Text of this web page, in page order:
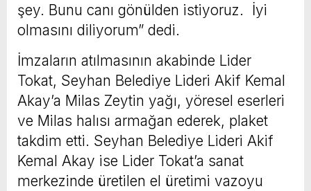
şey. Bunu canı gönülden istiyoruz. İyi
olmasını diliyorum” dedi.
İmzaların atılmasının akabinde Lider
Tokat, Seyhan Belediye Lideri Akif Kemal
Akay’a Milas Zeytin yağı, yöresel eserleri
ve Milas halısı armağan ederek, plaket
takdim etti. Seyhan Belediye Lideri Akif
Kemal Akay ise Lider Tokat’a sanat
merkezinde üretilen el üretimi vazoyu